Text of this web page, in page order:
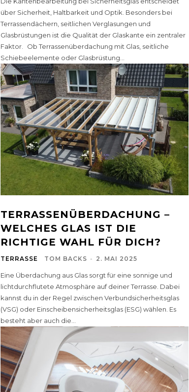
über Sicherheit, Haltbarkeit und Optik. Besonders bei
Terrassendächern, seitlichen Verglasungen und
Glasbrüstungen ist die Qualität der Glaskante ein zentraler
Faktor. Ob Terrassenüberdachung mit Glas, seitliche
Schiebeelemente oder Glasbrüstung...
TERRASSENÜBERDACHUNG –
WELCHES GLAS IST DIE
RICHTIGE WAHL FÜR DICH?
TERRASSE TOM BACKS - 2. MAI 2025
Eine Überdachung aus Glas sorgt für eine sonnige und
lichtdurchflutete Atmosphäre auf deiner Terrasse. Dabei
kannst du in der Regel zwischen Verbundsicherheitsglas
(VSG) oder Einscheibensicherheitsglas (ESG) wählen. Es
besteht aber auch die...